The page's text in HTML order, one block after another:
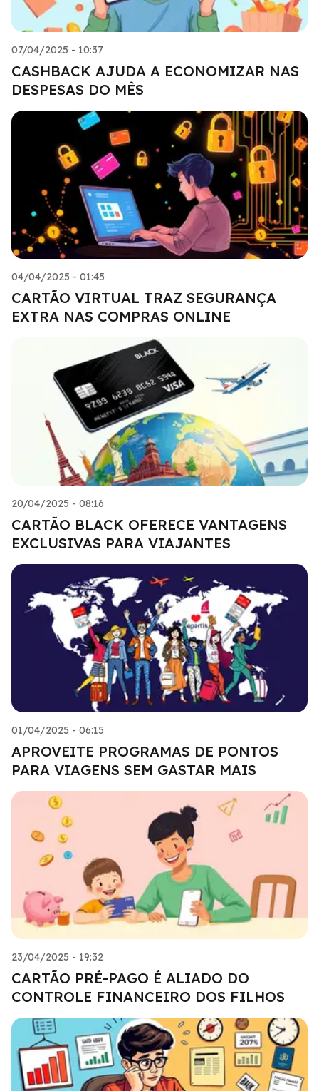
07/04/2025 - 10:37
CASHBACK AJUDA A ECONOMIZAR NAS
DESPESAS DO MÊS
04/04/2025 - 01:45
CARTÃO VIRTUAL TRAZ SEGURANÇA
EXTRA NAS COMPRAS ONLINE
20/04/2025 - 08:16
CARTÃO BLACK OFERECE VANTAGENS
EXCLUSIVAS PARA VIAJANTES
01/04/2025 - 06:15
APROVEITE PROGRAMAS DE PONTOS
PARA VIAGENS SEM GASTAR MAIS
23/04/2025 - 19:32
CARTÃO PRÉ-PAGO É ALIADO DO
CONTROLE FINANCEIRO DOS FILHOS